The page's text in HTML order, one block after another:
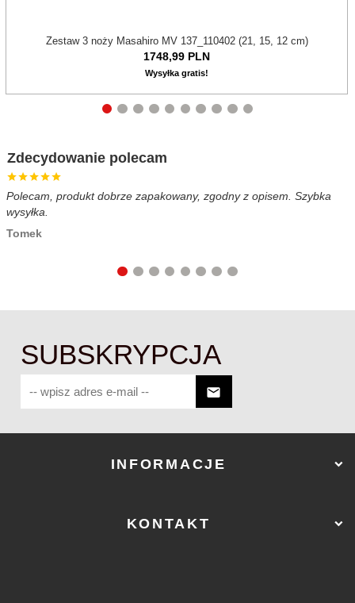
Zestaw 3 noży Masahiro MV 137_110402 (21, 15, 12 cm)
1748,99 PLN
Wysyłka gratis!
Zdecydowanie polecam
Polecam, produkt dobrze zapakowany, zgodny z opisem. Szybka
wysyłka.
Tomek
SUBSKRYPCJA
INFORMACJE
KONTAKT